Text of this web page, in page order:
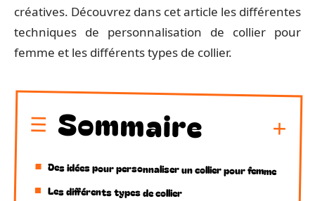
créatives. Découvrez dans cet article les différentes
techniques de personnalisation de collier pour
femme et les différents types de collier.
Sommaire
Des idées pour personnaliser un collier pour femme
Les différents types de collier